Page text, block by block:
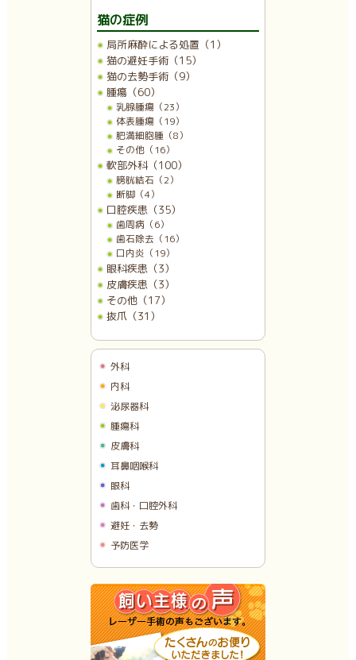
猫の症例
局所麻酔による処置（1）
猫の避妊手術（15）
猫の去勢手術（9）
腫瘍（60）
乳腺腫瘍（23）
体表腫瘍（19）
肥満細胞腫（8）
その他（16）
軟部外科（100）
膀胱結石（2）
断脚（4）
口腔疾患（35）
歯周病（6）
歯石除去（16）
口内炎（19）
眼科疾患（3）
皮膚疾患（3）
その他（17）
抜爪（31）
外科
内科
泌尿器科
腫瘍科
皮膚科
耳鼻咽喉科
眼科
歯科・口腔外科
避妊・去勢
予防医学